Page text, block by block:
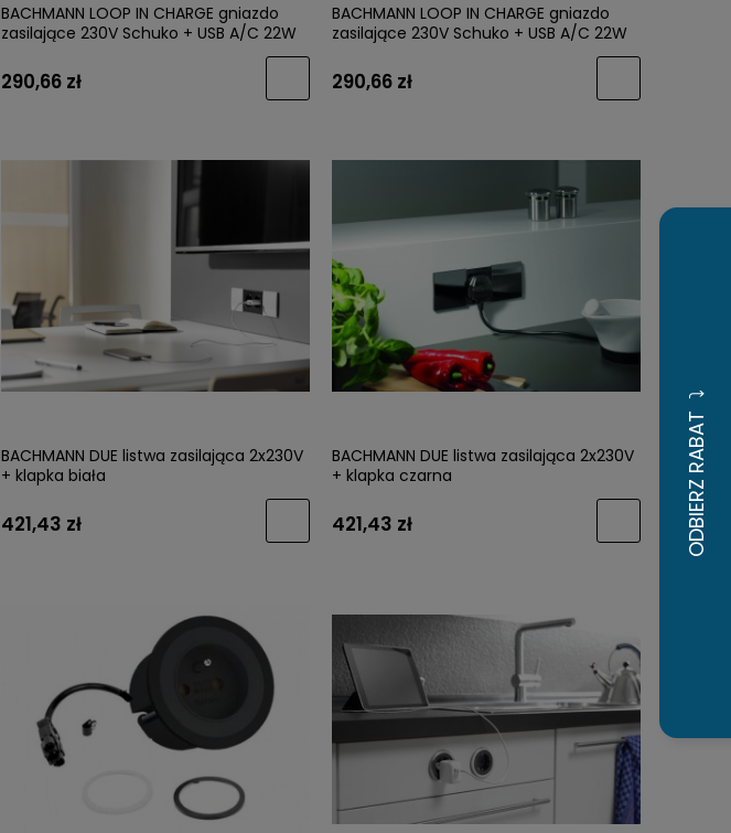
BACHMANN LOOP IN CHARGE gniazdo
zasilające 230V Schuko + USB A/C 22W
290,66 zł
BACHMANN LOOP IN CHARGE gniazdo
zasilające 230V Schuko + USB A/C 22W
290,66 zł
BACHMANN DUE listwa zasilająca 2x230V
+ klapka biała
421,43 zł
BACHMANN DUE listwa zasilająca 2x230V
+ klapka czarna
421,43 zł